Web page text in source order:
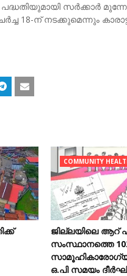
സർക്കാർ
18-ന് നടക്കുമെന്നും
COMMUNITY
ജില്ലയിലെ ആറ്
സംസ്ഥാനത്തെ
സാമൂഹികാരോഗ്യ
ഒ.പി സമയം